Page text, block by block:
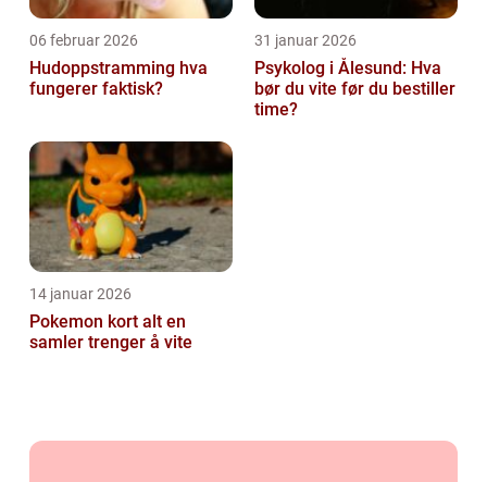
06 februar 2026
Hudoppstramming hva
fungerer faktisk?
31 januar 2026
Psykolog i Ålesund: Hva
bør du vite før du bestiller
time?
14 januar 2026
Pokemon kort alt en
samler trenger å vite